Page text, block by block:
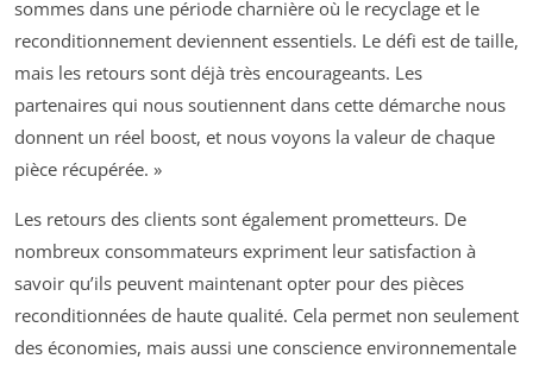
sommes dans une période charnière où le recyclage et le
reconditionnement deviennent essentiels. Le défi est de taille,
mais les retours sont déjà très encourageants. Les
partenaires qui nous soutiennent dans cette démarche nous
donnent un réel boost, et nous voyons la valeur de chaque
pièce récupérée. »
Les retours des clients sont également prometteurs. De
nombreux consommateurs expriment leur satisfaction à
savoir qu’ils peuvent maintenant opter pour des pièces
reconditionnées de haute qualité. Cela permet non seulement
des économies, mais aussi une conscience environnementale